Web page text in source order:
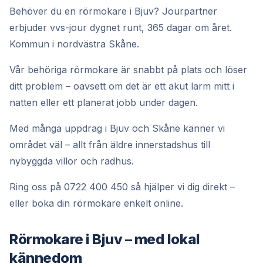
Behöver du en rörmokare i Bjuv? Jourpartner
erbjuder vvs-jour dygnet runt, 365 dagar om året.
Kommun i nordvästra Skåne.
Vår behöriga rörmokare är snabbt på plats och löser
ditt problem – oavsett om det är ett akut larm mitt i
natten eller ett planerat jobb under dagen.
Med många uppdrag i Bjuv och Skåne känner vi
området väl – allt från äldre innerstadshus till
nybyggda villor och radhus.
Ring oss på 0722 400 450 så hjälper vi dig direkt –
eller boka din rörmokare enkelt online.
Rörmokare i Bjuv – med lokal
kännedom